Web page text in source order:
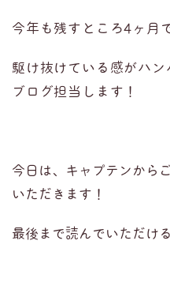
今年も残すところ4ヶ月
駆け抜けている感がハ
ブログ担当します！
今日は、キャプテンから
いただきます！
最後まで読んでいただけ